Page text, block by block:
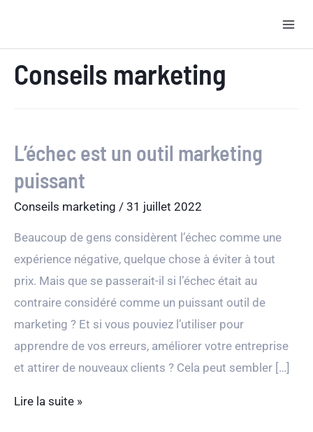
contenu
Conseils marketing
L’échec est un outil marketing
puissant
Conseils marketing / 31 juillet 2022
Beaucoup de gens considèrent l’échec comme une
expérience négative, quelque chose à éviter à tout
prix. Mais que se passerait-il si l’échec était au
contraire considéré comme un puissant outil de
marketing ? Et si vous pouviez l’utiliser pour
apprendre de vos erreurs, améliorer votre entreprise
et attirer de nouveaux clients ? Cela peut sembler […]
L’échec
Lire la suite »